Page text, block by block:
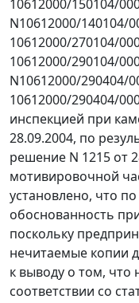
10612000/150104/
N10612000/140104/
10612000/270104/
10612000/290104/
N10612000/290404/
10612000/290404/
инспекцией при
28.09.2004, по
решение N 1215 от
мотивировочной
установлено, что
обоснованность
поскольку
нечитаемые копии
к выводу о том, что
соответствии со